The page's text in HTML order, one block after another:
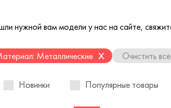
нужной вам модели у нас на сайте,
Металлические x Очистить все
Новинки Популярные товары